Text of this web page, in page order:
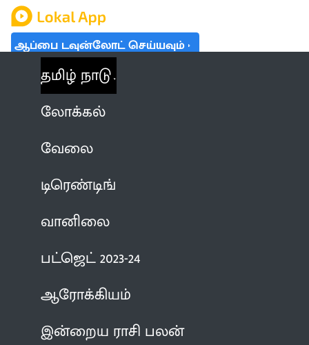
ஆப்பை டவுன்லோட் செய்யவும்
தமிழ் நாடு
லோக்கல்
வேலை
டிரெண்டிங்
வானிலை
பட்ஜெட் 2023-24
ஆரோக்கியம்
இன்றைய ராசி பலன்